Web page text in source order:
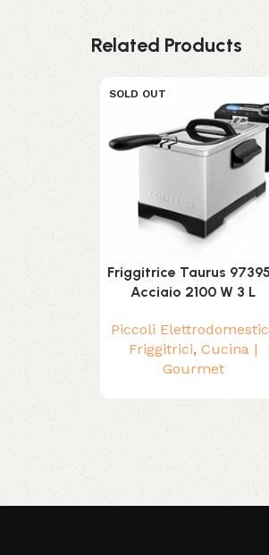
Related Products
SOLD OUT
Friggitrice Taurus
Acciaio 2100 W 3 L
Piccoli
Friggitrici, Cucina |
Gourmet
Read More